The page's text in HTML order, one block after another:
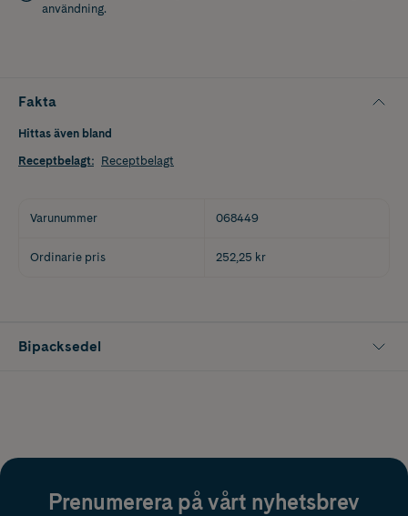
användning.
Fakta
Hittas även bland
Receptbelagt: Receptbelagt
Varunummer 068449
Ordinarie pris 252,25 kr
Bipacksedel
Prenumerera på vårt nyhetsbrev